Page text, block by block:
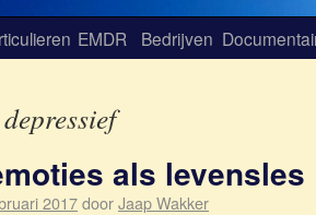
EMDR Bedrijven
depressief
als levensles
2017doorJaap Wakker